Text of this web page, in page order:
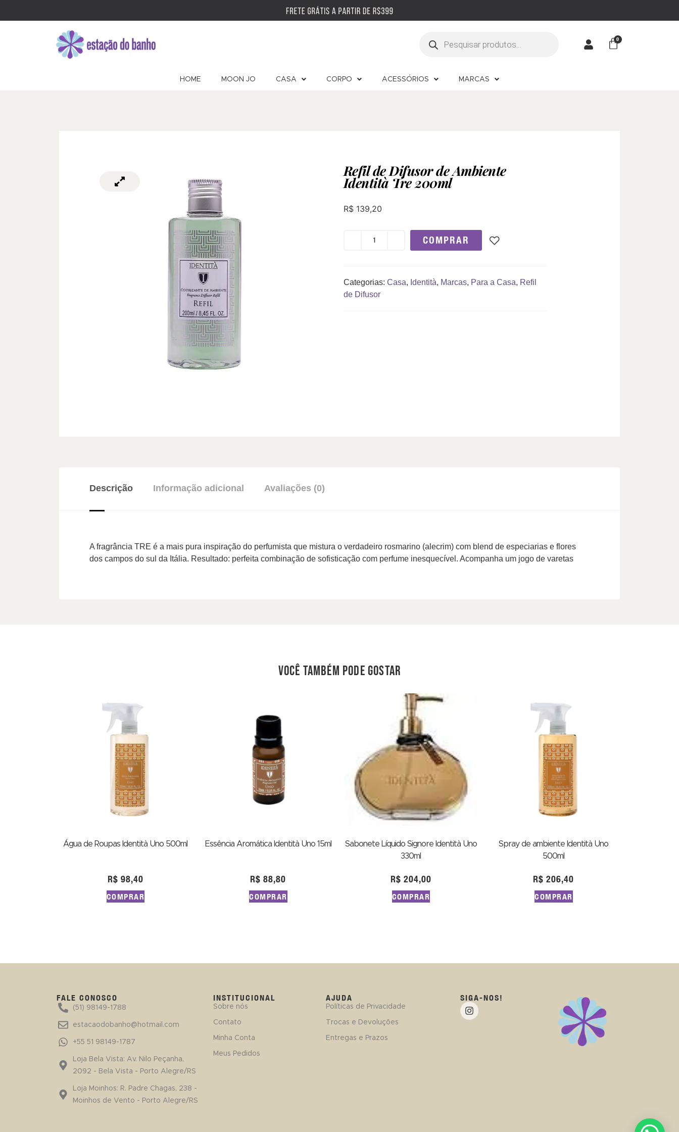
HOME MOON JO CASA CORPO ACESSÓRIOS MARCAS
Refil de Difusor de Ambiente
Identità Tre 200ml
R$139,20
COMPRAR
Categorias: Casa, Identità, Marcas, Para a Casa, Refil
de Difusor
Descrição Informação adicional Avaliações (0)
A fragrância TRE é a mais pura inspiração do perfumista que mistura o verdadeiro rosmarino (alecrim) com blend de especiarias e flores
dos campos do sul da Itália. Resultado: perfeita combinação de sofisticação com perfume inesquecível. Acompanha um jogo de varetas
você também pode gostar
Água de Roupas Identità Uno 500ml
R$ 98,40
COMPRAR
Essência Aromática Identità Uno 15ml
R$ 88,80
COMPRAR
Sabonete Líquido Signore Identità Uno
330ml
R$ 204,00
COMPRAR
Spray de ambiente Identità Uno
500ml
R$ 206,40
COMPRAR
FALE CONOSCO
(51) 98149-1788
estacaodobanho@hotmail.com
+55 51 98149-1787
Loja Bela Vista: Av. Nilo Peçanha,
2092 - Bela Vista - Porto Alegre/RS
Loja Moinhos: R. Padre Chagas, 238 -
Moinhos de Vento - Porto Alegre/RS
INSTITUCIONAL
Sobre nós
Contato
Minha Conta
Meus Pedidos
AJUDA
Políticas de Privacidade
Trocas e Devoluções
Entregas e Prazos
SIGA-NOS!